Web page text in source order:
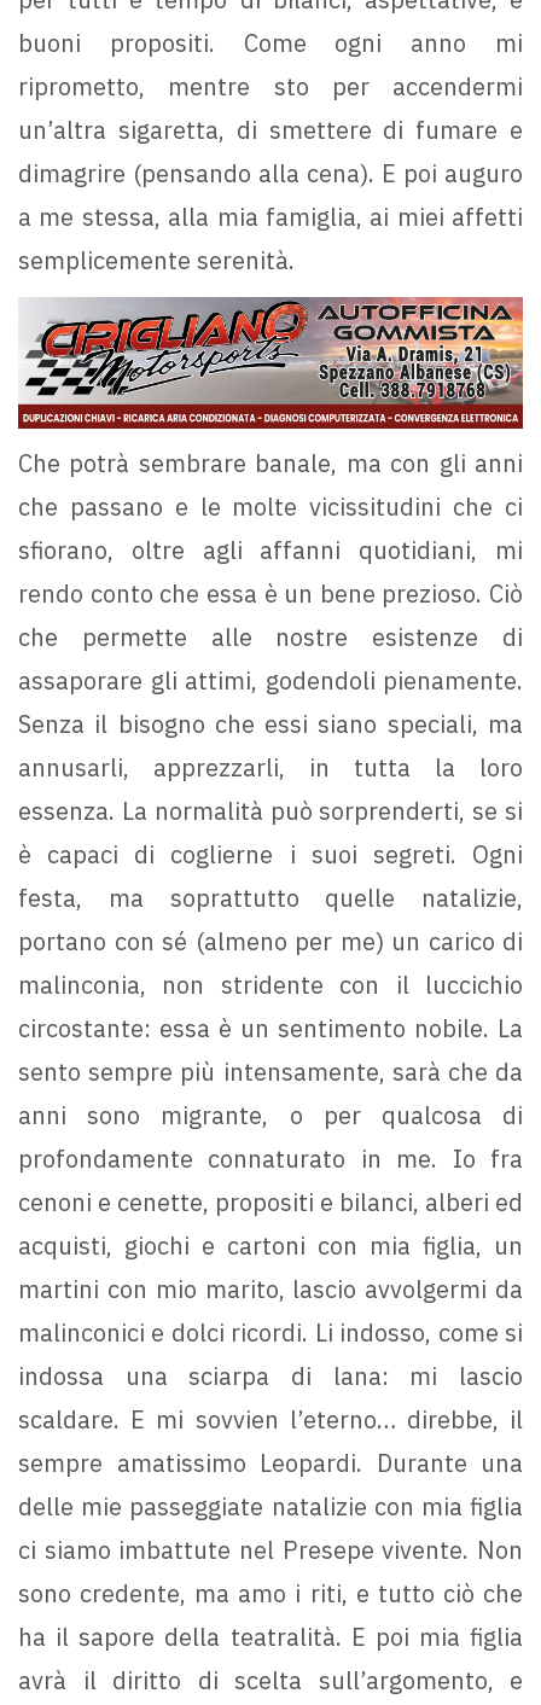
buoni propositi. Come ogni anno mi
riprometto, mentre sto per accendermi
un’altra sigaretta, di smettere di fumare e
dimagrire (pensando alla cena). E poi auguro
a me stessa, alla mia famiglia, ai miei affetti
semplicemente serenità.
Che potrà sembrare banale, ma con gli anni
che passano e le molte vicissitudini che ci
sfiorano, oltre agli affanni quotidiani, mi
rendo conto che essa è un bene prezioso. Ciò
che permette alle nostre esistenze di
assaporare gli attimi, godendoli pienamente.
Senza il bisogno che essi siano speciali, ma
annusarli, apprezzarli, in tutta la loro
essenza. La normalità può sorprenderti, se si
è capaci di coglierne i suoi segreti. Ogni
festa, ma soprattutto quelle natalizie,
portano con sé (almeno per me) un carico di
malinconia, non stridente con il luccichio
circostante: essa è un sentimento nobile. La
sento sempre più intensamente, sarà che da
anni sono migrante, o per qualcosa di
profondamente connaturato in me. Io fra
cenoni e cenette, propositi e bilanci, alberi ed
acquisti, giochi e cartoni con mia figlia, un
martini con mio marito, lascio avvolgermi da
malinconici e dolci ricordi. Li indosso, come si
indossa una sciarpa di lana: mi lascio
scaldare. E mi sovvien l’eterno… direbbe, il
sempre amatissimo Leopardi. Durante una
delle mie passeggiate natalizie con mia figlia
ci siamo imbattute nel Presepe vivente. Non
sono credente, ma amo i riti, e tutto ciò che
ha il sapore della teatralità. E poi mia figlia
avrà il diritto di scelta sull’argomento, e